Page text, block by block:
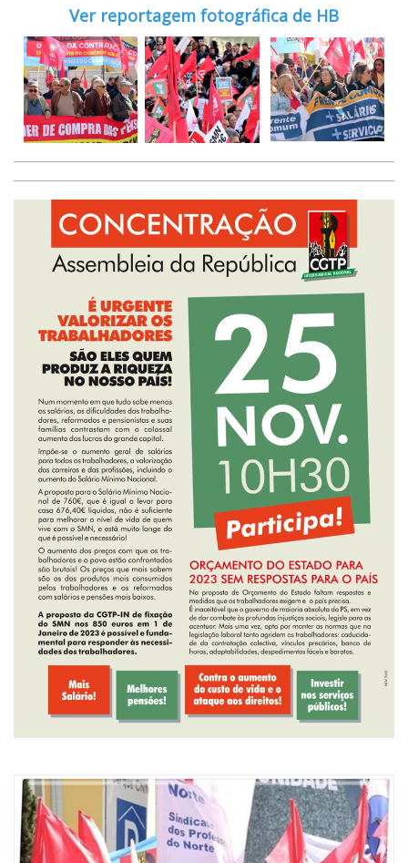
Ver reportagem fotográfica de HB